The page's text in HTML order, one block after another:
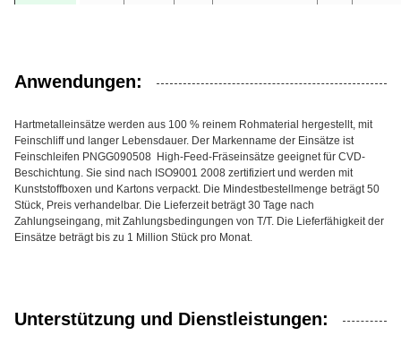
Anwendungen:
Hartmetalleinsätze werden aus 100 % reinem Rohmaterial hergestellt, mit
Feinschliff und langer Lebensdauer. Der Markenname der Einsätze ist
Feinschleifen PNGG090508 High-Feed-Fräseinsätze geeignet für CVD-
Beschichtung. Sie sind nach ISO9001 2008 zertifiziert und werden mit
Kunststoffboxen und Kartons verpackt. Die Mindestbestellmenge beträgt 50
Stück, Preis verhandelbar. Die Lieferzeit beträgt 30 Tage nach
Zahlungseingang, mit Zahlungsbedingungen von T/T. Die Lieferfähigkeit der
Einsätze beträgt bis zu 1 Million Stück pro Monat.
Unterstützung und Dienstleistungen: